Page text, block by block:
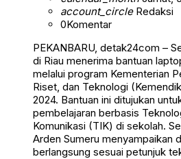
account_circleRedaksi
0Komentar
PEKANBARU, detak24com –
di Riau menerima bantuan
melalui program Kementerian
Riset, dan Teknologi
2024. Bantuan ini ditujukan
pembelajaran berbasis
Komunikasi (TIK) di sekolah.
Arden Sumeru menyampaikan
berlangsung sesuai petunjuk